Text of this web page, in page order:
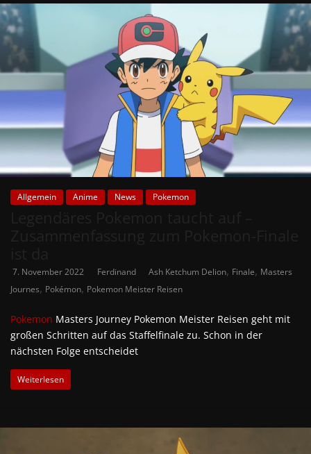
Allgemein Anime News Pokemon
7. November 2022 Ferdinand Ash Ketchum Delion, Finale, Masters
Journes, Pokémon, Pokemon Meister Reisen
Pokemon Masters Journey Pokemon Meister Reisen geht mit
großen Schritten auf das Staffelfinale zu. Schon in der
nächsten Folge entscheidet
Weiterlesen